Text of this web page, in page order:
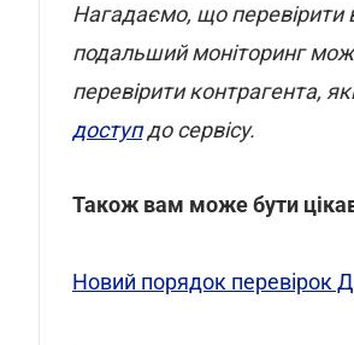
Нагадаємо, що перевірити
подальший моніторинг
перевірити контрагента,
доступдо сервісу.
Також вам може бути
Новий порядок перевірок